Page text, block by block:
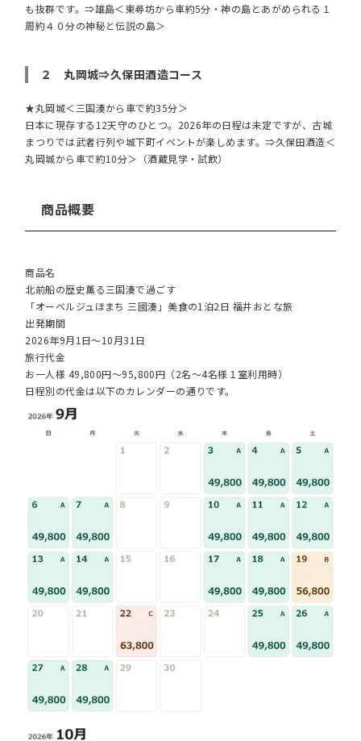
も抜群です。⇒雄島＜東尋坊から車約5分・神の島とあがめられる１
周約４０分の神秘と伝説の島＞
２ 丸岡城⇒久保田酒造コース
★丸岡城＜三国湊から車で約35分＞
日本に現存する12天守のひとつ。2026年の日程は未定ですが、古城
まつりでは武者行列や城下町イベントが楽しめます。⇒久保田酒造＜
丸岡城から車で約10分＞（酒蔵見学・試飲）
商品概要
商品名
北前船の歴史薫る三国湊で過ごす
「オーベルジュほまち 三國湊」美食の1泊2日 福井おとな旅
出発期間
2026年9月1日～10月31日
旅行代金
お一人様 49,800円～95,800円（2名～4名様１室利用時）
日程別の代金は以下のカレンダーの通りです。